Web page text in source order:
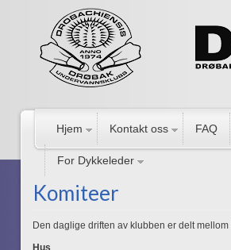
Hjem Kontakt oss FAQ
For Dykkeleder
Komiteer
Den daglige driften av klubben er delt
Hus